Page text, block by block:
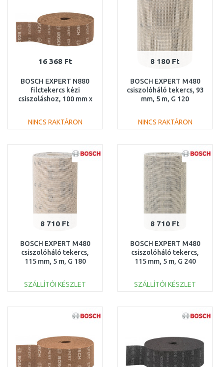
16 368 Ft
BOSCH EXPERT N880
filctekercs kézi
csiszoláshoz, 100 mm x
2608901222
NINCS RAKTÁRON
Összehasonlítás
8 180 Ft
BOSCH EXPERT M480
csiszolóháló tekercs, 93
mm, 5 m, G 120
NINCS RAKTÁRON
Összehasonlítás
8 710 Ft
BOSCH EXPERT M480
csiszolóháló tekercs,
115 mm, 5 m, G 180
SZÁLLÍTÓI KÉSZLET
Összehasonlítás
8 710 Ft
BOSCH EXPERT M480
csiszolóháló tekercs,
115 mm, 5 m, G 240
SZÁLLÍTÓI KÉSZLET
Összehasonlítás